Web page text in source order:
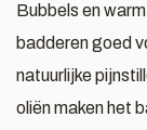
Bubbels en
badderen goed
natuurlijke
oliën maken het